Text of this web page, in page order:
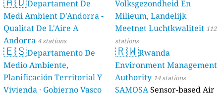
Departament De
Medi Ambient D'Andorra -
Qualitat De L'Aire A
Andorra 4 stations
🇪🇸Departamento De
Medio Ambiente,
Planificación Territorial Y
Vivienda · Gobierno Vasco
Volksgezondheid En
Milieum, Landelijk
Meetnet Luchtkwaliteit 112
stations
🇷🇼Rwanda
Environment Management
Authority 14 stations
SAMOSASensor-based Air